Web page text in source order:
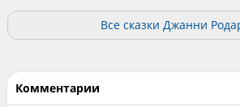
Все сказки Джанни
Комментарии